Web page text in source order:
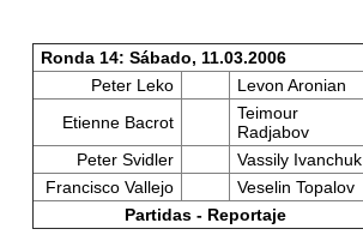
Ronda 14: Sábado, 11.03.2006
Peter Leko
Levon Aronian
Etienne Bacrot
Teimour
Radjabov
Peter Svidler
Vassily Ivanchuk
Francisco Vallejo
Veselin Topalov
Partidas - Reportaje